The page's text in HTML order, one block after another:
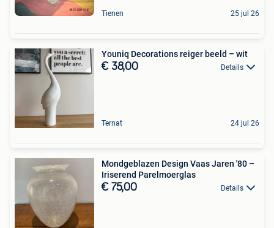
Tienen 25 jul 26
Youniq Decorations reiger beeld – wit
€ 38,00 Details
Ternat 24 jul 26
Mondgeblazen Design Vaas Jaren '80 –
Iriserend Parelmoerglas
€ 75,00 Details